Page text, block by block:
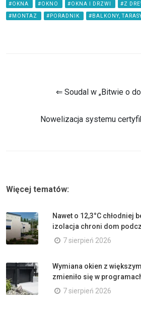
#OKNA #OKNO #OKNA I DRZWI #Z
#MONTAZ #PORADNIK #BALKONY,
⇐ Soudal w „Bitwie o
Nowelizacja systemu
Więcej tematów:
Nawet o 12,3°C chłodniej
izolacja chroni dom
7 sierpień 2026
Wymiana okien z
zmieniło się w
7 sierpień 2026